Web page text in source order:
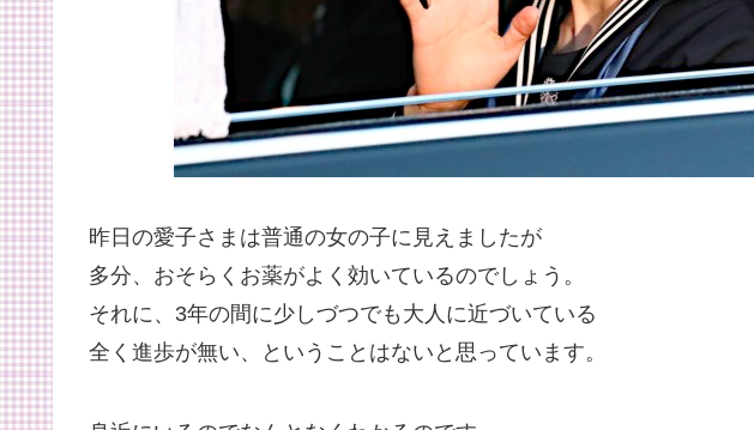
昨日の愛子さまは普通の女の子に見えましたが
多分、おそらくお薬がよく効いているのでしょう。
それに、3年の間に少しづつでも大人に近づいている
全く進歩が無い、ということはないと思っています。